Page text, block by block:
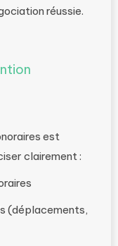
réussie.
est
clairement :
(déplacements,